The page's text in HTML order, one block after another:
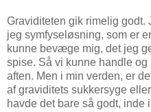
Graviditeten gik rimelig godt.
jeg symfyseløsning, som er
kunne bevæge mig, det jeg
spise. Så vi kunne handle og
aften. Men i min verden, er
af graviditets sukkersyge
havde det bare så godt, inde